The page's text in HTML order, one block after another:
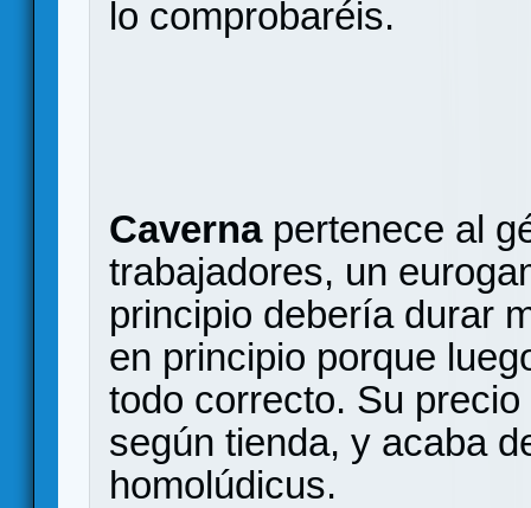
lo comprobaréis.
Caverna pertenece al
trabajadores, un
principio debería durar
en principio porque
todo correcto. Su
según tienda, y acaba
homolúdicus.